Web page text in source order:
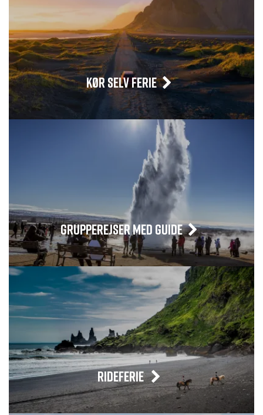
KØR SELV FERIE
GRUPPEREJSER MED GUIDE
RIDEFERIE